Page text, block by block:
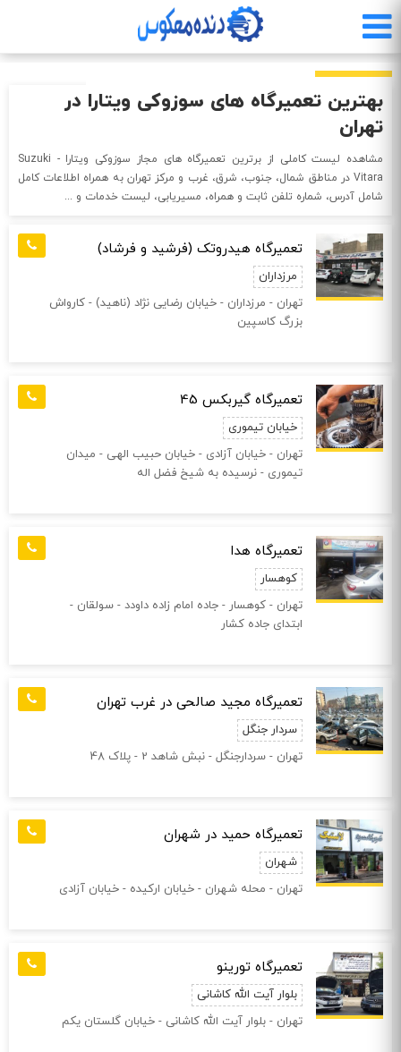
محتوای
بهترین تعمیرگاه های سوزوکی ویتارا در
تهران
مشاهده لیست کاملی از برترین تعمیرگاه های مجاز سوزوکی ویتارا - Suzuki
Vitara در مناطق شمال، جنوب، شرق، غرب و مرکز تهران به همراه اطلاعات کامل
شامل آدرس، شماره تلفن ثابت و همراه، مسیریابی، لیست خدمات و ...
تعمیرگاه هیدروتک (فرشید و فرشاد)
مرزداران
تهران - مرزداران - خیابان رضایی نژاد (ناهید) - کارواش
بزرگ کاسپین
تعمیرگاه گیربکس 45
خیابان تیموری
تهران - خیابان آزادی - خیابان حبیب الهی - میدان
تیموری - نرسیده به شیخ فضل اله
تعمیرگاه هدا
کوهسار
تهران - کوهسار - جاده امام زاده داودد - سولقان -
ابتدای جاده کشار
تعمیرگاه مجید صالحی در غرب تهران
سردار جنگل
تهران - سردارجنگل - نبش شاهد 2 - پلاک 48
تعمیرگاه حمید در شهران
شهران
تهران - محله شهران - خیابان ارکیده - خیابان آزادی
تعمیرگاه تورینو
بلوار آیت الله کاشانی
تهران - بلوار آیت الله کاشانی - خیابان گلستان یکم